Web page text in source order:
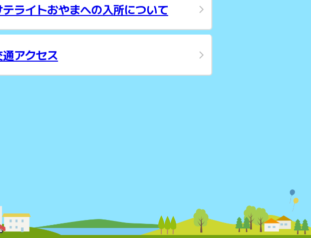
ライトおやまへの入所について
通アクセス